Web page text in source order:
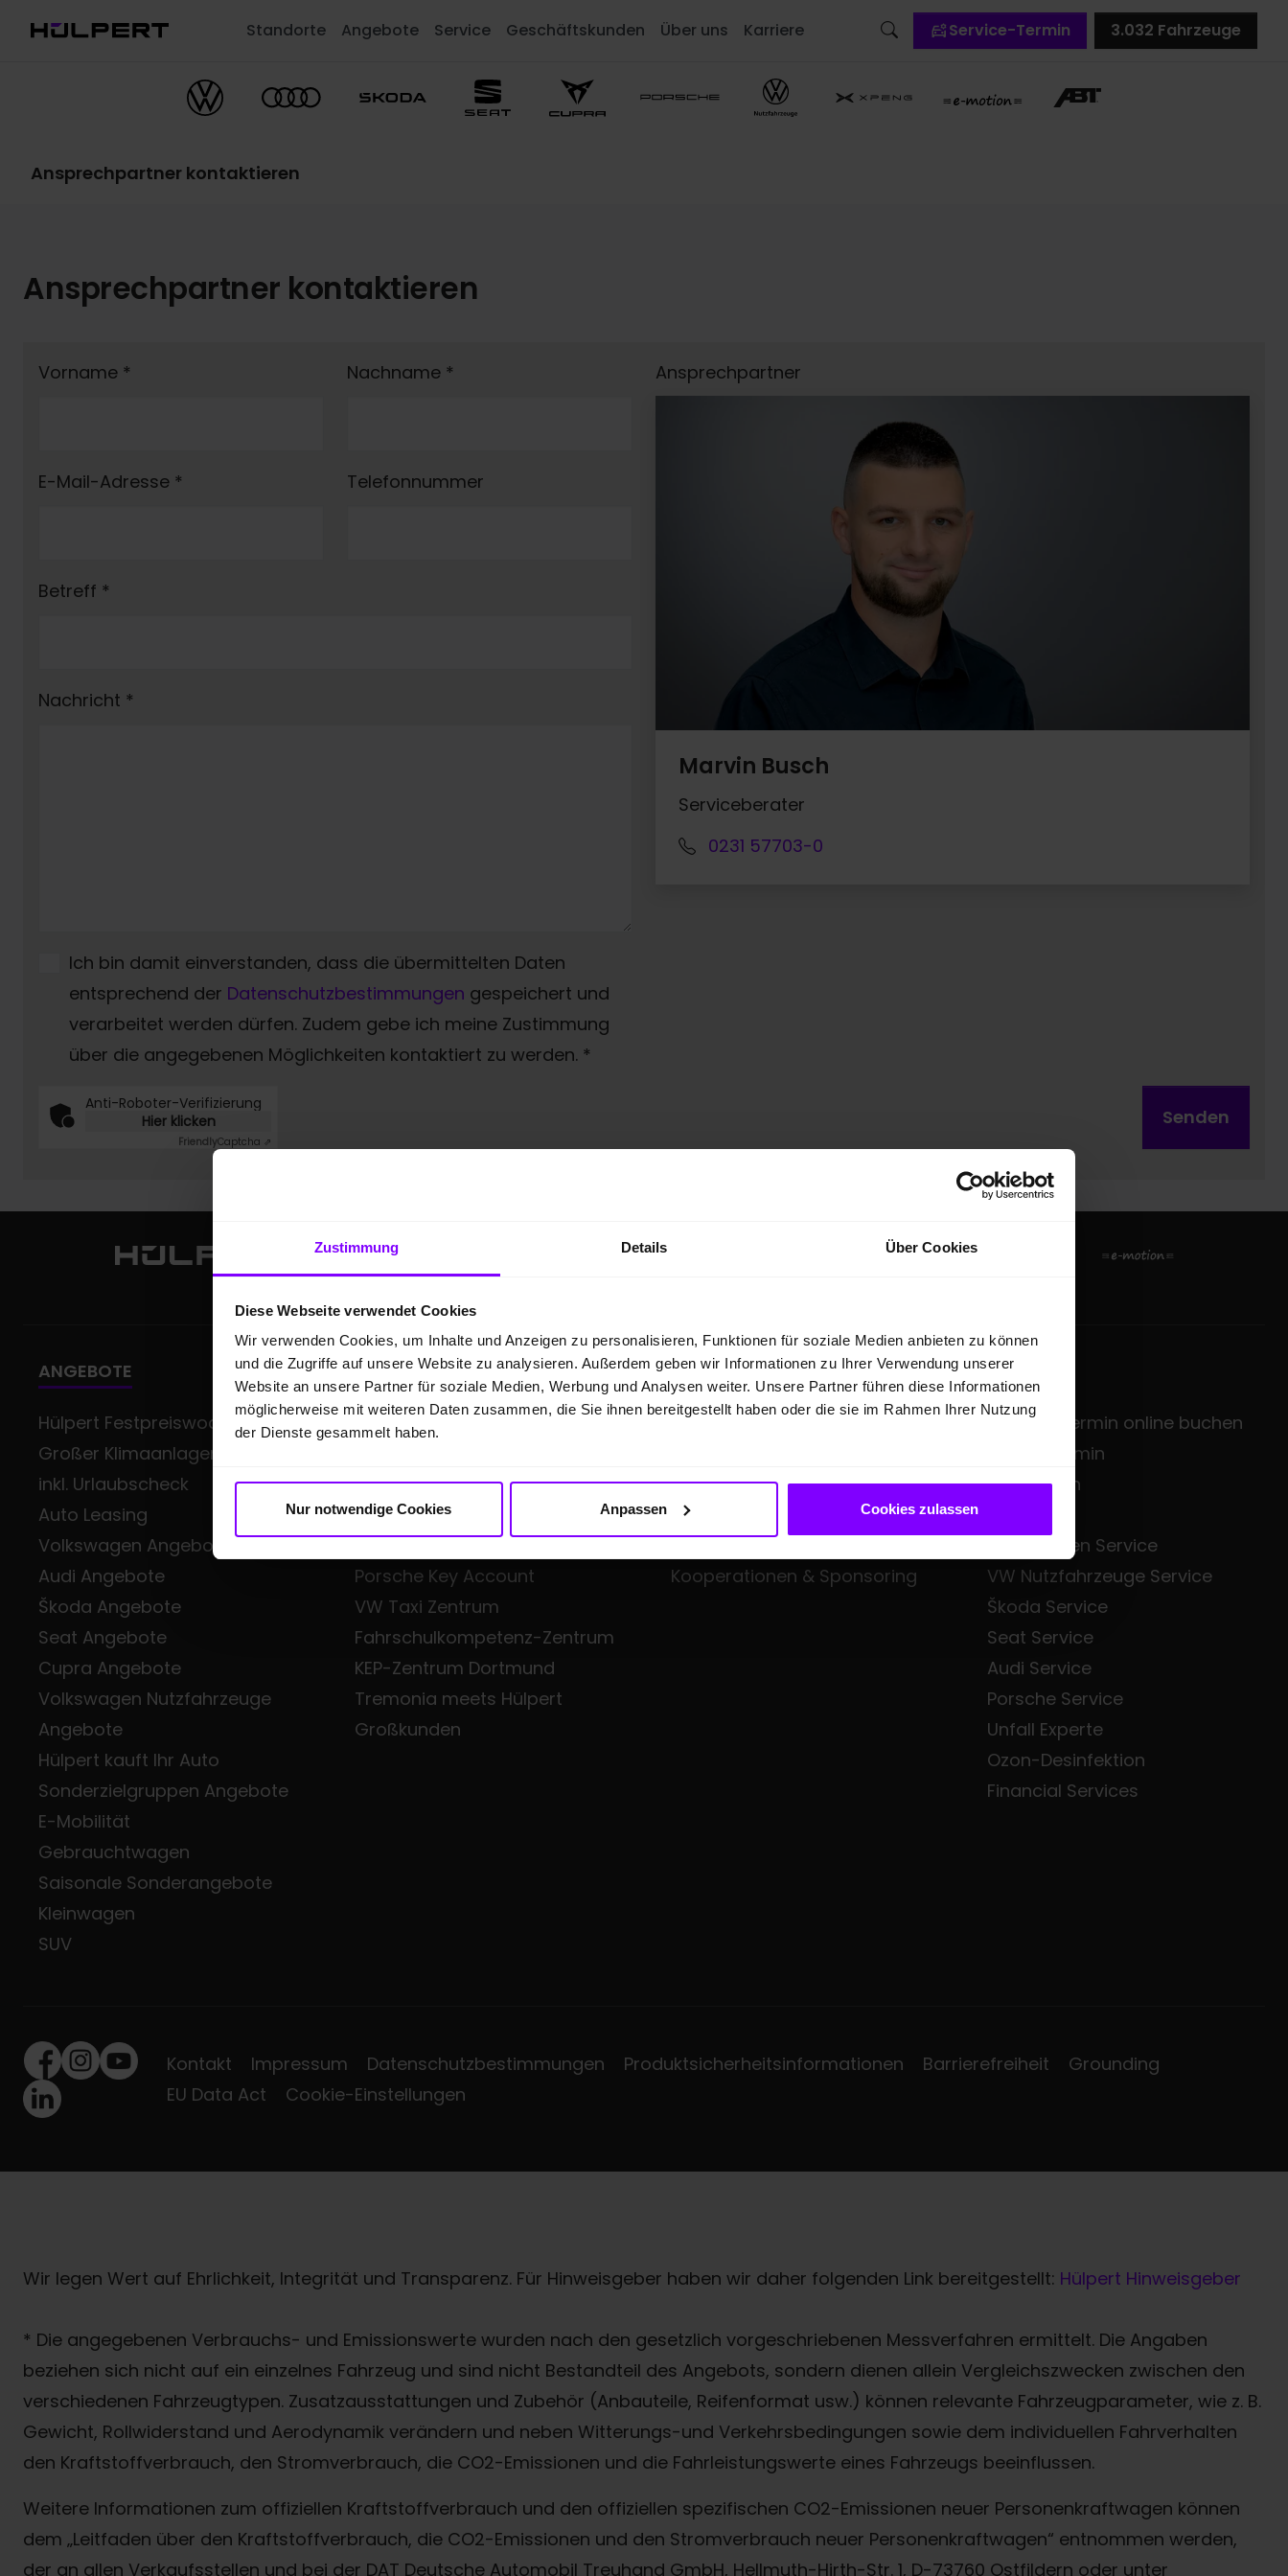
Zustimmung Details Über Cookies
Diese Webseite verwendet Cookies
Wir verwenden Cookies, um Inhalte und Anzeigen zu personalisieren, Funktionen für soziale Medien anbieten zu können
und die Zugriffe auf unsere Website zu analysieren. Außerdem geben wir Informationen zu Ihrer Verwendung unserer
Website an unsere Partner für soziale Medien, Werbung und Analysen weiter. Unsere Partner führen diese Informationen
möglicherweise mit weiteren Daten zusammen, die Sie ihnen bereitgestellt haben oder die sie im Rahmen Ihrer Nutzung
der Dienste gesammelt haben.
Nur notwendige Cookies Anpassen Cookies zulassen
Standorte Angebote Service Geschäftskunden Über uns Karriere Service-Termin Fahrzeuge
3.032
Ansprechpartner kontaktieren
Ansprechpartner kontaktieren
Vorname * Nachname *
E-Mail-Adresse * Telefonnummer
Betreff *
Nachricht *
Ich bin damit einverstanden, dass die übermittelten Daten
entsprechend der Datenschutzbestimmungen gespeichert und
verarbeitet werden dürfen. Zudem gebe ich meine Zustimmung
über die angegebenen Möglichkeiten kontaktiert zu werden. *
Ansprechpartner
Marvin Busch
Serviceberater
0231 57703-0
Anti-Roboter-Verifizierung
Hier klicken
FriendlyCaptcha ⇗
Senden
ANGEBOTE
Hülpert Festpreiswochen -
Großer Klimaanlagen-Service
inkl. Urlaubscheck
Auto Leasing
Volkswagen Angebote
Audi Angebote
Škoda Angebote
Seat Angebote
Cupra Angebote
Volkswagen Nutzfahrzeuge
Angebote
Hülpert kauft Ihr Auto
Sonderzielgruppen Angebote
E-Mobilität
Gebrauchtwagen
Saisonale Sonderangebote
Kleinwagen
SUV
GESCHÄFTSKUNDEN
Gewerbeangebote
Class
Škoda Small Fleet
Audi Business
Porsche Key Account
VW Taxi Zentrum
Fahrschulkompetenz-Zentrum
KEP-Zentrum Dortmund
Tremonia meets Hülpert
Großkunden
ÜBER UNS
Hülpert Unternehmenszentrale
Neuigkeiten
Leistungsspektrum
Zentrale Dienste
Kooperationen & Sponsoring
SERVICE
Service-Termin online buchen
Servicetermin
Mietwagen
Volkswagen Service
VW Nutzfahrzeuge Service
Škoda Service
Seat Service
Audi Service
Porsche Service
Unfall Experte
Ozon-Desinfektion
Financial Services
Facebook
Instagram
Youtube
LinkedIn
Kontakt Impressum Datenschutzbestimmungen Produktsicherheitsinformationen Barrierefreiheit
Grounding
EU Data Act
Cookie-Einstellungen
Wir legen Wert auf Ehrlichkeit, Integrität und Transparenz. Für Hinweisgeber haben wir daher folgenden Link bereitgestellt: Hülpert Hinweisgeber
* Die angegebenen Verbrauchs- und Emissionswerte wurden nach den gesetzlich vorgeschriebenen Messverfahren ermittelt. Die Angaben
beziehen sich nicht auf ein einzelnes Fahrzeug und sind nicht Bestandteil des Angebots, sondern dienen allein Vergleichszwecken zwischen den
verschiedenen Fahrzeugtypen. Zusatzausstattungen und Zubehör (Anbauteile, Reifenformat usw.) können relevante Fahrzeugparameter, wie z. B.
Gewicht, Rollwiderstand und Aerodynamik verändern und neben Witterungs-und Verkehrsbedingungen sowie dem individuellen Fahrverhalten
den Kraftstoffverbrauch, den Stromverbrauch, die CO2-Emissionen und die Fahrleistungswerte eines Fahrzeugs beeinflussen.
Weitere Informationen zum offiziellen Kraftstoffverbrauch und den offiziellen spezifischen CO2-Emissionen neuer Personenkraftwagen können
dem „Leitfaden über den Kraftstoffverbrauch, die CO2-Emissionen und den Stromverbrauch neuer Personenkraftwagen“ entnommen werden,
der an allen Verkaufsstellen und bei der DAT Deutsche Automobil Treuhand GmbH, Hellmuth-Hirth-Str. 1, D-73760 Ostfildern oder unter
Termin online buchen